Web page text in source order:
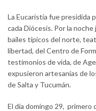
La Eucaristía fue presidida
cada Diócesis. Por la
bailes típicos del norte,
libertad, del Centro de
testimonios de vida, de
expusieron artesanías de
de Salta y Tucumán.
El día domingo 29, primero